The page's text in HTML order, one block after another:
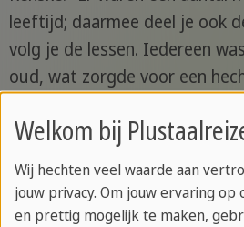
leeftijd; daarmee deel je ook
volg je de lessen. Iedereen
oud, wat zorgde voor een
van het eiland en het
georganiseerde activiteiten.
was geweldig en ik heb
leven gesloten. Het was fijn
Welkom bij
Wij hechten veel waarde aan
jouw privacy. Om jouw ervaring
en prettig mogelijk te maken,